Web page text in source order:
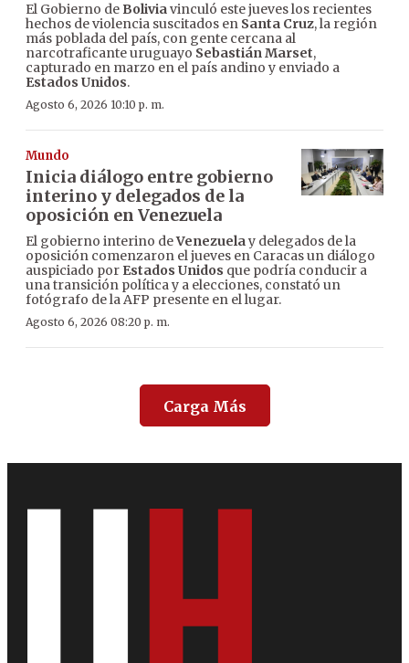
El Gobierno de Boliviavinculó este jueves los recientes
hechos de violencia suscitados en Santa Cruz, la región
más poblada del país, con gente cercana al
narcotraficante uruguayo Sebastián Marset,
capturado en marzo en el país andino y enviado a
Estados Unidos.
Agosto 6, 2026 10:10 p. m.
Mundo
Inicia diálogo entre gobierno
interino y delegados de la
oposición en Venezuela
El gobierno interino deVenezuelay delegados de la
oposición comenzaron el jueves en Caracas un diálogo
auspiciado por Estados Unidos que podría conducir a
una transición política y a elecciones, constató un
fotógrafo de la AFP presente en el lugar.
Agosto 6, 2026 08:20 p. m.
Carga Más